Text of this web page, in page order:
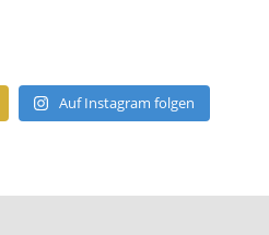
Auf Instagram folgen